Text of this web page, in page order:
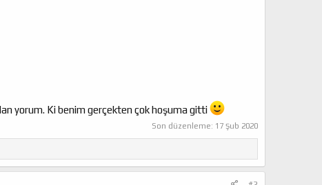
yorum. Ki benim gerçekten çok hoşuma gitti
Son düzenleme: 17 Şub 2020